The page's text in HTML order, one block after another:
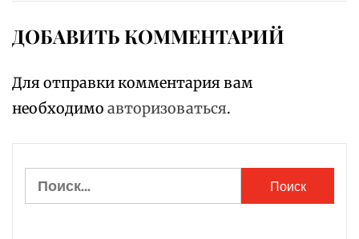
ДОБАВИТЬ КОММЕНТАРИЙ
Для отправки комментария вам
необходимо авторизоваться.
Найти: